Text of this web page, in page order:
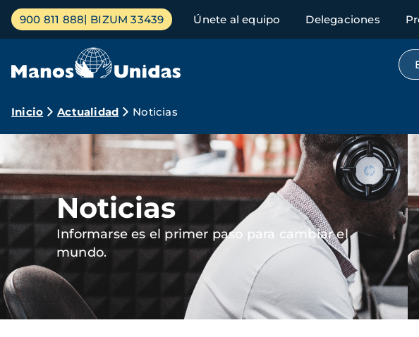
Pasar
contenido
Menú
principal
900 811 888 BIZUM 33439 Únete al equipo Delegaciones
Ruta
de
navegación
Inicio Actualidad Noticias
Imagen
Noticias
Informarse es el primer paso para cambiar el
mundo.